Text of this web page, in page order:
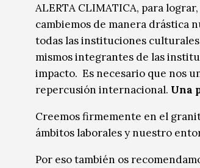
ALERTA CLIMATICA, para
cambiemos de manera drástica
todas las instituciones
mismos integrantes de las
impacto. Es necesario que nos
repercusión internacional. Una
Creemos firmemente en el
ámbitos laborales y nuestro
Por eso también os